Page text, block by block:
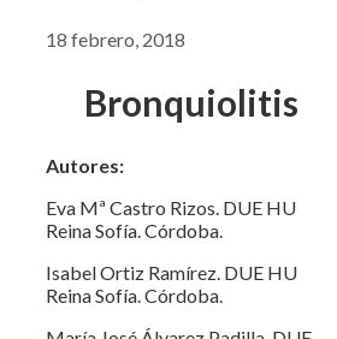
18 febrero, 2018
Bronquiolitis
Autores:
Eva Mª Castro Rizos. DUE HU
Reina Sofía. Córdoba.
Isabel Ortiz Ramírez. DUE HU
Reina Sofía. Córdoba.